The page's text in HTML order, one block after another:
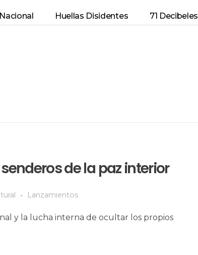
Huellas Disidentes 71 Decibeles
senderos de la paz interior
Lanzamientos
y la lucha interna de ocultar los propios